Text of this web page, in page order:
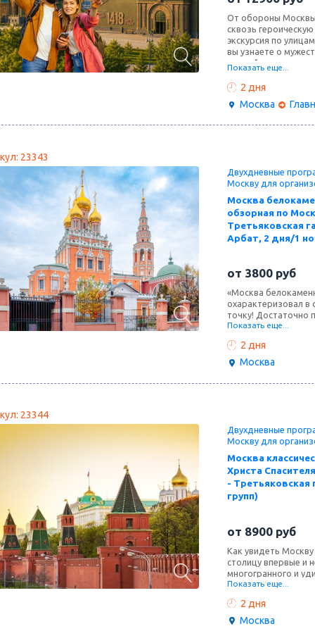
От обороны
сквозь
экскурсия по
вы узнаете о
второй день — парк
пронзительная
легендарных Т-34
поколений и
Показать еще...
2 дня
Москва
23343
Двухдневные
Москву для
Москва
обзорная по
Третьяковская
Арбат, 2 дня/1
от 3800 руб
«Москва
охарактеризовал в
точку! Достаточно
убедиться в
Интересный бонус
хранящему многие
Показать еще...
2 дня
Москва
23344
Двухдневные
Москву для
Москва
Христа
- Третьяковская
групп)
от 8900 руб
Как увидеть Москву
столицу впервые и
многогранного и
выходного дня
символы
кремлевские
Программой
Показать еще...
2 дня
Москва